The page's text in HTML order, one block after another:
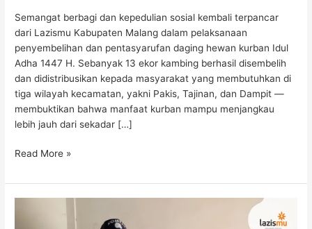
Semangat berbagi dan kepedulian sosial kembali terpancar
dari Lazismu Kabupaten Malang dalam pelaksanaan
penyembelihan dan pentasyarufan daging hewan kurban Idul
Adha 1447 H. Sebanyak 13 ekor kambing berhasil disembelih
dan didistribusikan kepada masyarakat yang membutuhkan di
tiga wilayah kecamatan, yakni Pakis, Tajinan, dan Dampit —
membuktikan bahwa manfaat kurban mampu menjangkau
lebih jauh dari sekadar […]
Read More »